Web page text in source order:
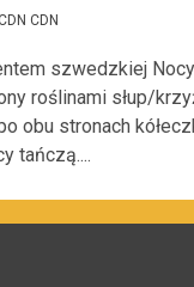
CDN CDN
szwedzkiej
roślinami słup/
obu stronach
tańczą....